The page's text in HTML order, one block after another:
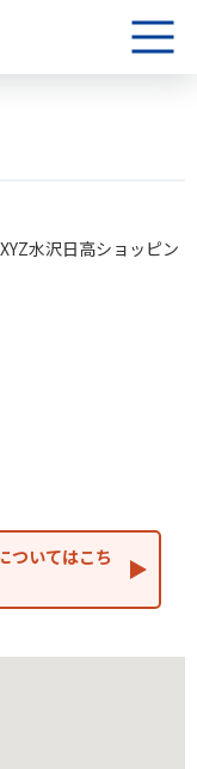
メニュ
水沢日高ショッピン
ついてはこち